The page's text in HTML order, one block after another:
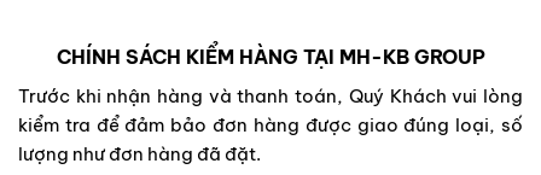
CHÍNH SÁCH KIỂM HÀNG TẠI MH-KB GROUP
Trước khi nhận hàng và thanh toán, Quý Khách vui lòng
kiểm tra để đảm bảo đơn hàng được giao đúng loại, số
lượng như đơn hàng đã đặt.